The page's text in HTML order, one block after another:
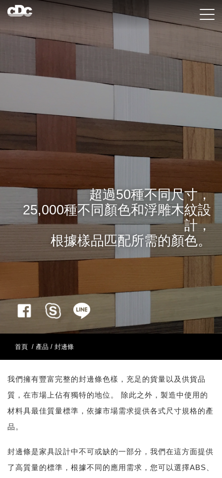
超過50種不同尺寸，
25,000種不同顏色和浮雕木紋設
計，
根據樣品匹配所需的顏色。
首頁 / 產品 / 封邊條
我們擁有豐富完整的封邊條色樣，充足的貨量以及供貨品
質，在市場上佔有獨特的地位。 除此之外，製造中使用的
材料具最佳質量標準，依據市場需求提供各式尺寸規格的產
品。
封邊條是家具設計中不可或缺的一部分，我們在這方面提供
了高質量的標準，根據不同的應用需求，您可以選擇ABS、